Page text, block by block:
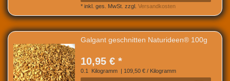
* inkl. ges. MwSt. zzgl. Versandkosten
Galgant geschnitten Naturideen® 100g
10,95 € *
0.1 Kilogramm | 109,50 € / Kilogramm